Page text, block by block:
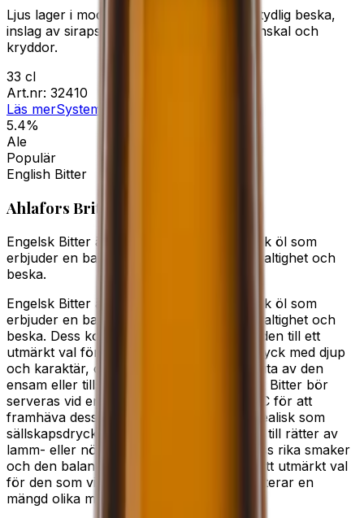
Ljus lager i modern stil. Maltig smak med tydlig beska,
inslag av sirapslimpa, torkad frukt, apelsinskal och
kryddor.
33 cl
Art.nr: 32410
Läs merSystembolaget
5.4%
Ale
Populär
English Bitter
Ahlafors Britt
Engelsk Bitter är en mångsidig och smakrik öl som
erbjuder en balanserad kombination av maltighet och
beska.
Engelsk Bitter är en mångsidig och smakrik öl som
erbjuder en balanserad kombination av maltighet och
beska. Dess komplexa smaknyanser gör den till ett
utmärkt val för den som uppskattar en dryck med djup
och karaktär, oavsett om det är för att njuta av den
ensam eller tillsammans med mat. Engelsk Bitter bör
serveras vid en temperatur mellan 10-12°C för att
framhäva dess fulla smakprofil. Den är idealisk som
sällskapsdryck, men passar även utmärkt till rätter av
lamm- eller nötkött. Kombinationen av dess rika smaker
och den balanserade beskan gör den till ett utmärkt val
för den som vill ha en dryck som kompletterar en
mängd olika maträtter.